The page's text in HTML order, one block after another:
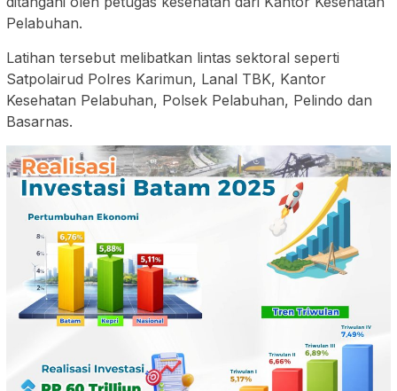
Pelabuhan.
Latihan tersebut melibatkan lintas sektoral seperti
Satpolairud Polres Karimun, Lanal TBK, Kantor
Kesehatan Pelabuhan, Polsek Pelabuhan, Pelindo dan
Basarnas.